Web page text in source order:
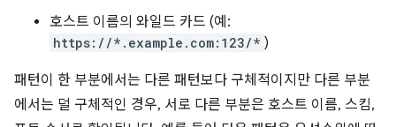
호스트 이름의 와일드 카드 (예:
https://*.example.com:123/* )
패턴이 한 부분에서는 다른 패턴보다 구체적이지만 다른 부분
에서는 덜 구체적인 경우, 서로 다른 부분은 호스트 이름, 스킴,